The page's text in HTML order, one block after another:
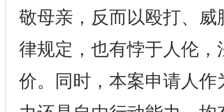
敬母亲，反而以殴打、
律规定，也有悖于人伦
价。同时，本案申请人